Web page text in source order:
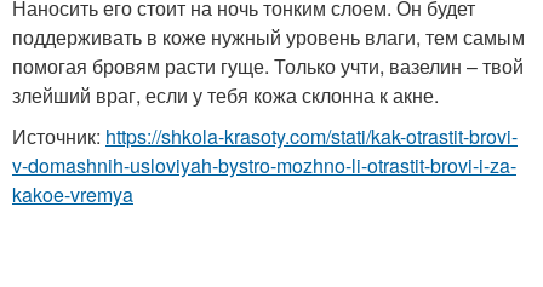
Наносить его стоит на ночь тонким слоем. Он будет
поддерживать в коже нужный уровень влаги, тем самым
помогая бровям расти гуще. Только учти, вазелин – твой
злейший враг, если у тебя кожа склонна к акне.
Источник: https://shkola-krasoty.com/stati/kak-otrastit-brovi-
v-domashnih-usloviyah-bystro-mozhno-li-otrastit-brovi-i-za-
kakoe-vremya